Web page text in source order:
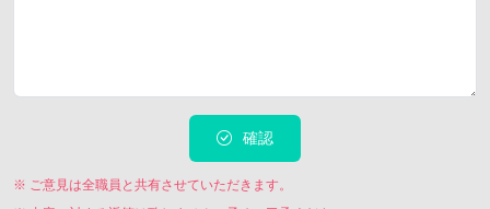
確認
※ ご意見は全職員と共有させていただきます。